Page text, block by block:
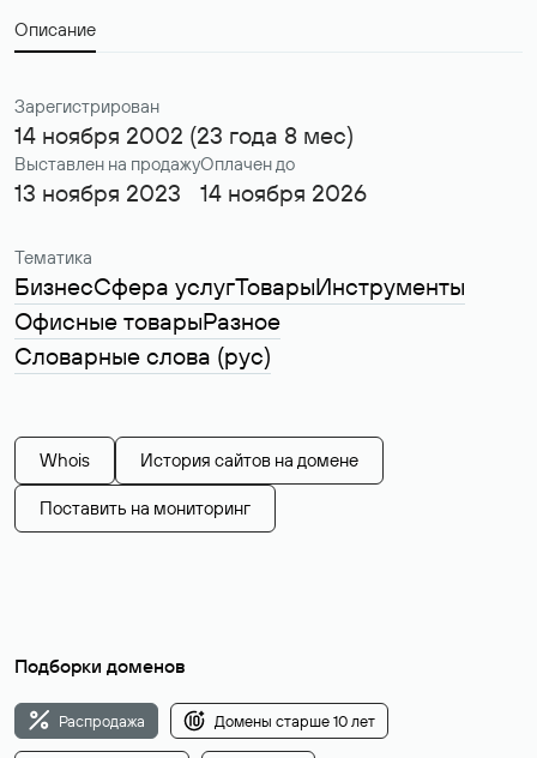
Описание
Зарегистрирован
14 ноября 2002 (23 года 8 мес)
Выставлен на продажу
13 ноября 2023
Оплачен до
14 ноября 2026
Тематика
БизнесСфера услугТоварыИнструменты
Офисные товарыРазное
Словарные слова (рус)
Whois История сайтов на домене
Поставить на мониторинг
Подборки доменов
Распродажа Домены старше 10 лет